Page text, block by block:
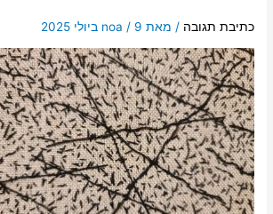
כתיבת תגובה / מאת noa / 9 ביולי 2025